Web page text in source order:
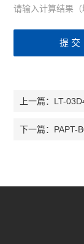
请输入计算结果
上一篇： LT-
下一篇： PAPT-